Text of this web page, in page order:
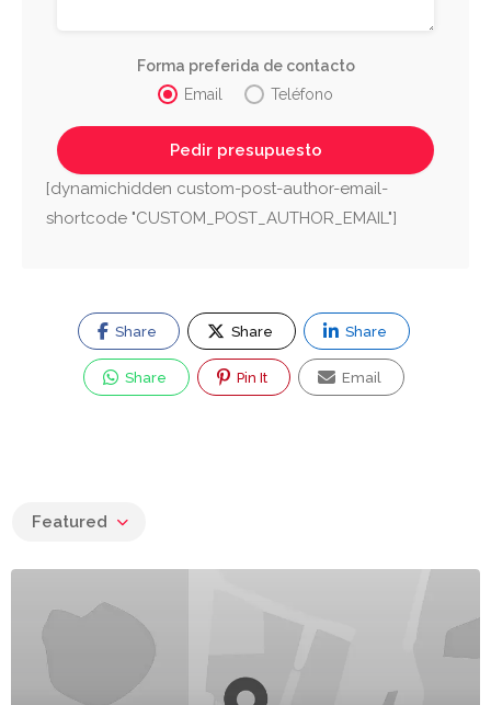
Forma preferida de contacto
Email
Teléfono
[dynamichidden custom-post-author-email-
shortcode "CUSTOM_POST_AUTHOR_EMAIL"]
Share Share Share
Share Pin It Email
Featured